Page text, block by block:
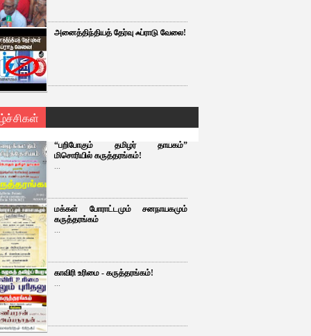
அனைத்திந்தியத் தேர்வு ஃப்ராடு வேலை!
“பறிபோகும் தமிழர் தாயகம்”
மிசொரியில் கருத்தரங்கம்!
...
மக்கள் போராட்டமும் சனநாயகமும்
கருத்தரங்கம்
...
காவிரி உரிமை - கருத்தரங்கம்!
...